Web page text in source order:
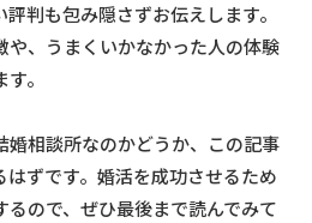
判も包み隠さずお伝えします。
や、うまくいかなかった人の体験
。
婚相談所なのかどうか、この記事
ずです。婚活を成功させるため
ので、ぜひ最後まで読んでみて